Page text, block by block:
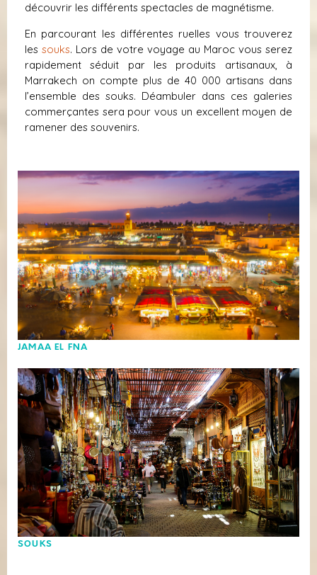
découvrir les différents spectacles de magnétisme.
En parcourant les différentes ruelles vous trouverez
les souks. Lors de votre voyage au Maroc vous serez
rapidement séduit par les produits artisanaux, à
Marrakech on compte plus de 40 000 artisans dans
l’ensemble des souks. Déambuler dans ces galeries
commerçantes sera pour vous un excellent moyen de
ramener des souvenirs.
JAMAA EL FNA
SOUKS